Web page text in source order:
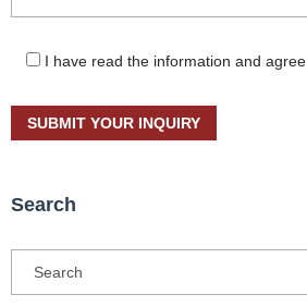
I have read the information and agree
Search